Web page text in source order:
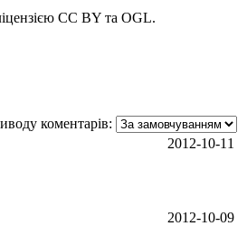
CC BY та OGL.
коментарів:
2012-10-11
2012-10-09